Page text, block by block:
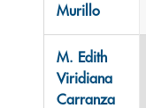
Murillo
M. Edith
Viridiana
Carranza